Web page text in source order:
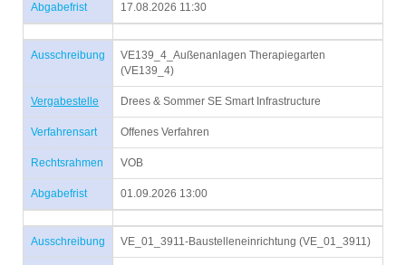
Abgabefrist 17.08.2026 11:30
Ausschreibung
VE139_4_Außenanlagen Therapiegarten
(VE139_4)
Vergabestelle Drees & Sommer SE Smart Infrastructure
Verfahrensart Offenes Verfahren
Rechtsrahmen VOB
Abgabefrist 01.09.2026 13:00
Ausschreibung VE_01_3911-Baustelleneinrichtung (VE_01_3911)